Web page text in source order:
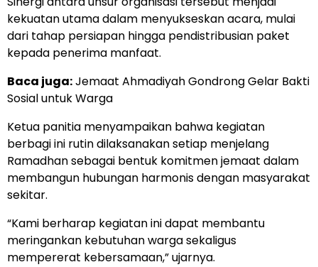
kekuatan utama dalam menyukseskan acara, mulai
dari tahap persiapan hingga pendistribusian paket
kepada penerima manfaat.
Baca juga:Jemaat Ahmadiyah Gondrong Gelar Bakti
Sosial untuk Warga
Ketua panitia menyampaikan bahwa kegiatan
berbagi ini rutin dilaksanakan setiap menjelang
Ramadhan sebagai bentuk komitmen jemaat dalam
membangun hubungan harmonis dengan masyarakat
sekitar.
“Kami berharap kegiatan ini dapat membantu
meringankan kebutuhan warga sekaligus
mempererat kebersamaan,” ujarnya.